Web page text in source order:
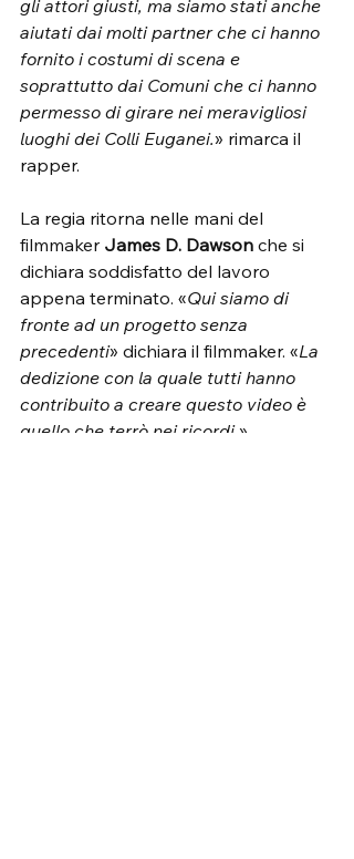
gli attori giusti, ma siamo stati anche
aiutati dai molti partner che ci hanno
fornito i costumi di scena e
soprattutto dai Comuni che ci hanno
permesso di girare nei meravigliosi
luoghi dei Colli Euganei.» rimarca il
rapper.
La regia ritorna nelle mani del
filmmaker James D. Dawson che si
dichiara soddisfatto del lavoro
appena terminato. «Qui siamo di
fronte ad un progetto senza
precedenti» dichiara il filmmaker. «La
dedizione con la quale tutti hanno
contribuito a creare questo video è
quello che terrò nei ricordi. »